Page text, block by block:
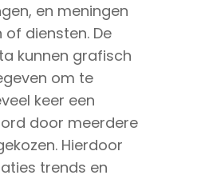
en meningen
diensten. De
kunnen grafisch
om te
keer een
door meerdere
Hierdoor
trends en